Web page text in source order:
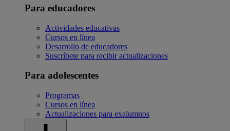
Para educadores
Actividades educativas
Cursos en línea
Desarrollo de educadores
Suscríbete para recibir actualizaciones
Para adolescentes
Programas
Cursos en línea
Actualizaciones para exalumnos